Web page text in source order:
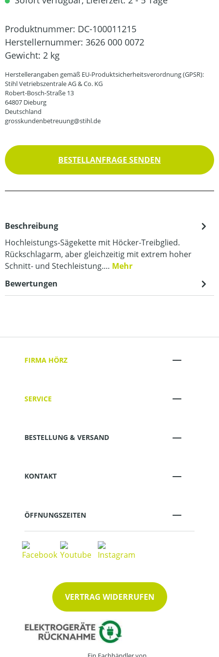
Produktnummer: DC-100011215
Herstellernummer: 3626 000 0072
Gewicht: 2 kg
Herstellerangaben gemäß EU-Produktsicherheitsverordnung (GPSR):
Stihl Vetriebszentrale AG & Co. KG
Robert-Bosch-Straße 13
64807 Dieburg
Deutschland
grosskundenbetreuung@stihl.de
BESTELLANFRAGE SENDEN
Beschreibung
Hochleistungs-Sägekette mit Höcker-Treibglied.
Rückschlagarm, aber gleichzeitig mit extrem hoher
Schnitt- und Stechleistung.… Mehr
Bewertungen
FIRMA HÖRZ
SERVICE
BESTELLUNG & VERSAND
KONTAKT
ÖFFNUNGSZEITEN
VERTRAG WIDERRUFEN